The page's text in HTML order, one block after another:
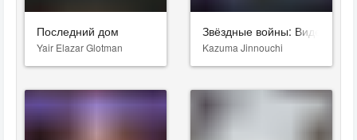
Последний дом
Yair Elazar Glotman
Звёздные войны: Видения.
Kazuma Jinnouchi